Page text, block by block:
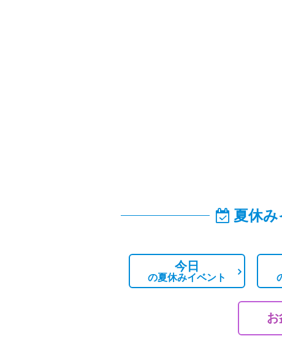
夏休
今日
の夏休みイベント